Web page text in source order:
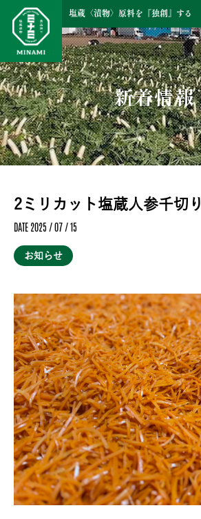
塩蔵〈漬物〉原料を『独創』する
新着情報
2ミリカット塩蔵人参千切り
DATE 2025 / 07 / 15
お知らせ